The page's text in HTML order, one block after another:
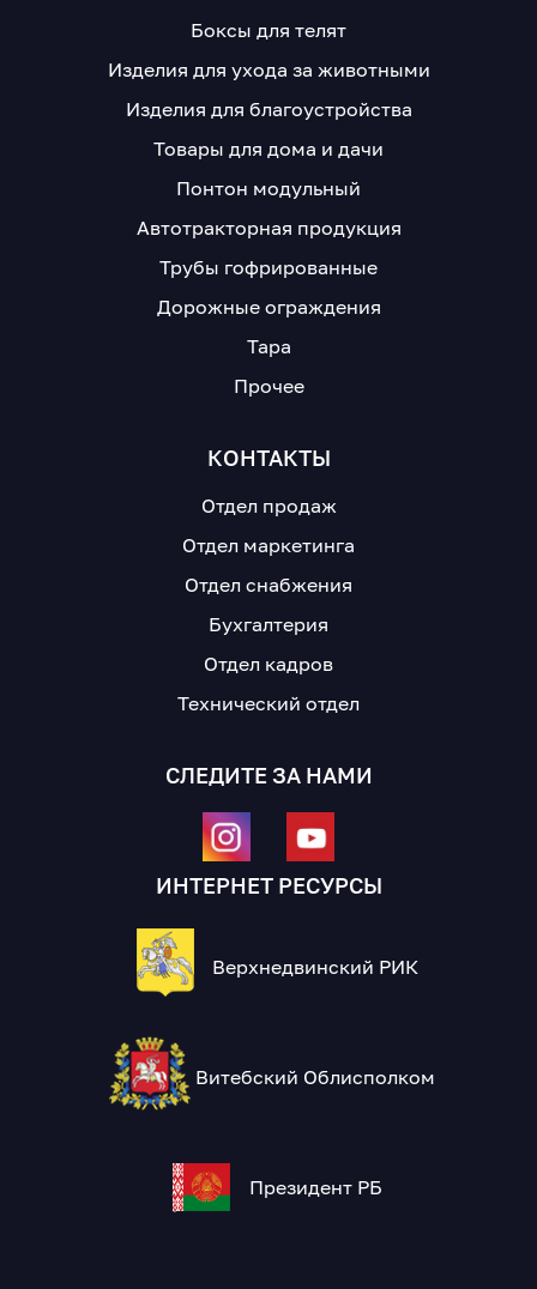
Боксы для телят
Изделия для ухода за животными
Изделия для благоустройства
Товары для дома и дачи
Понтон модульный
Автотракторная продукция
Трубы гофрированные
Дорожные ограждения
Тара
Прочее
КОНТАКТЫ
Отдел продаж
Отдел маркетинга
Отдел снабжения
Бухгалтерия
Отдел кадров
Технический отдел
СЛЕДИТЕ ЗА НАМИ
ИНТЕРНЕТ РЕСУРСЫ
Верхнедвинский РИК
Витебский Облисполком
Президент РБ